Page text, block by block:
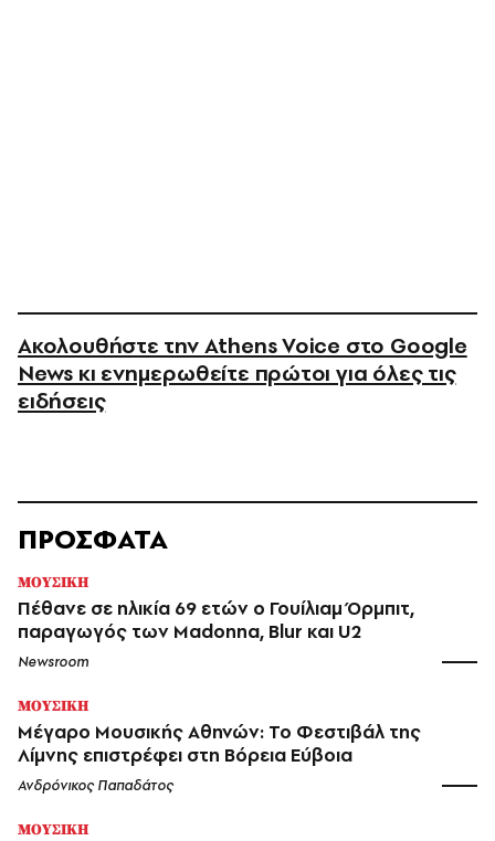
Ακολουθήστε την Athens Voice στο Google
News κι ενημερωθείτε πρώτοι για όλες τις
ειδήσεις
ΠΡΟΣΦΑΤΑ
ΜΟΥΣΙΚΗ
Πέθανε σε ηλικία 69 ετών ο Γουίλιαμ Όρμπιτ,
παραγωγός των Madonna, Blur και U2
Newsroom
ΜΟΥΣΙΚΗ
Μέγαρο Μουσικής Αθηνών: Το Φεστιβάλ της
Λίμνης επιστρέφει στη Βόρεια Εύβοια
Ανδρόνικος Παπαδάτος
ΜΟΥΣΙΚΗ